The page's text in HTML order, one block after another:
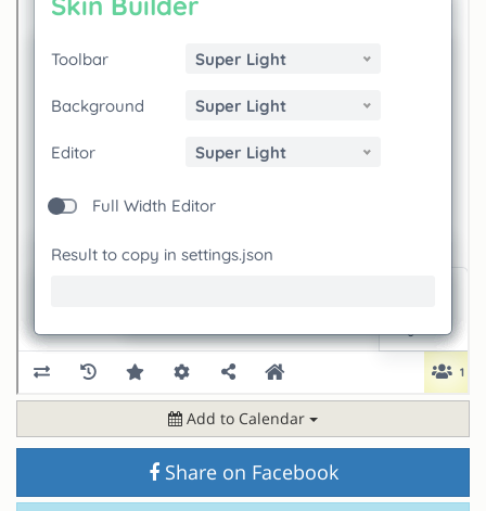
Add to Calendar
Share on Facebook